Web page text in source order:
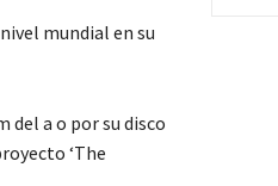
mundial en su
del a o por su disco
‘The